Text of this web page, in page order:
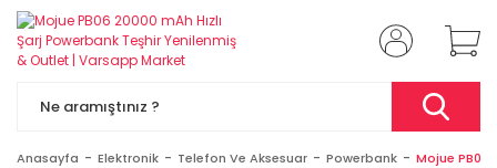
Anasayfa Elektronik Telefon Ve Aksesuar Powerbank Mojue PB06